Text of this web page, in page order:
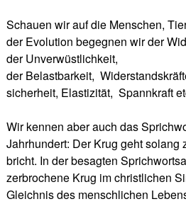
Schauen wir auf die Menschen,
der Evolution begegnen wir der
der Unverwüstlichkeit,
der Belastbarkeit,
sicherheit, Elastizität, Spannkraft
Wir kennen aber auch das
Jahrhundert: Der Krug geht solang
bricht. In der besagten
zerbrochene Krug im christlichen
Gleichnis des menschlichen